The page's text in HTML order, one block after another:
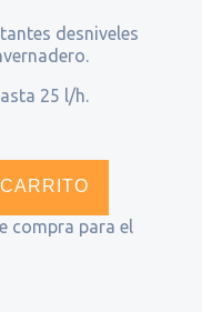
desniveles
25 l/h.
compra para el